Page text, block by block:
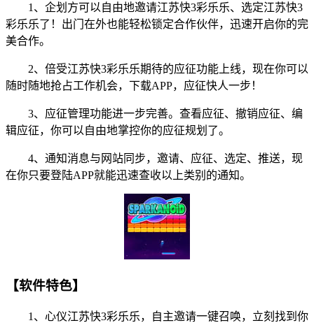
1、企划方可以自由地邀请江苏快3彩乐乐、选定江苏快3
彩乐乐了！出门在外也能轻松锁定合作伙伴，迅速开启你的完
美合作。
2、倍受江苏快3彩乐乐期待的应征功能上线，现在你可以
随时随地抢占工作机会，下载APP，应征快人一步！
3、应征管理功能进一步完善。查看应征、撤销应征、编
辑应征，你可以自由地掌控你的应征规划了。
4、通知消息与网站同步，邀请、应征、选定、推送，现
在你只要登陆APP就能迅速查收以上类别的通知。
【软件特色】
1、心仪江苏快3彩乐乐，自主邀请一键召唤，立刻找到你